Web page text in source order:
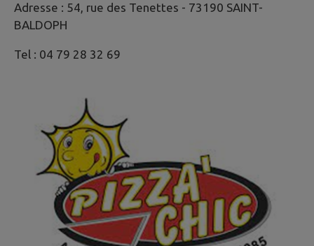
Adresse : 54, rue des Tenettes - 73190 SAINT-
BALDOPH
Tel : 04 79 28 32 69